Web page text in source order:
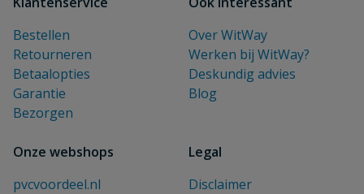
Bestellen
Retourneren
Betaalopties
Garantie
Bezorgen
Over WitWay
Werken bij WitWay?
Deskundig advies
Blog
Onze webshops
pvcvoordeel.nl
Legal
Disclaimer